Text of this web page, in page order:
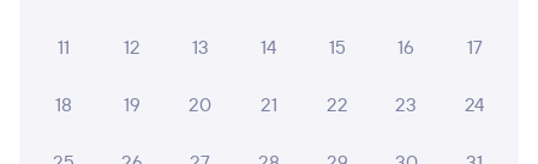
11 12 13 14 15 16 17
18 19 20 21 22 23 24